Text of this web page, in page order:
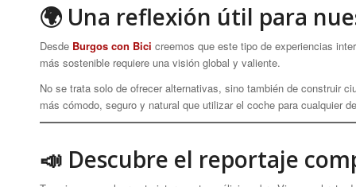
🌍 Una reflexión útil para
Desde Burgos con Bici creemos que este tipo de experiencias
más sostenible requiere una visión global y valiente.
No se trata solo de ofrecer alternativas, sino también de construir
más cómodo, seguro y natural que utilizar el coche para cualquier
📣 Descubre el reportaje